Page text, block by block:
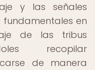
y las señales
fundamentales en
de las tribus
recopilar
de manera